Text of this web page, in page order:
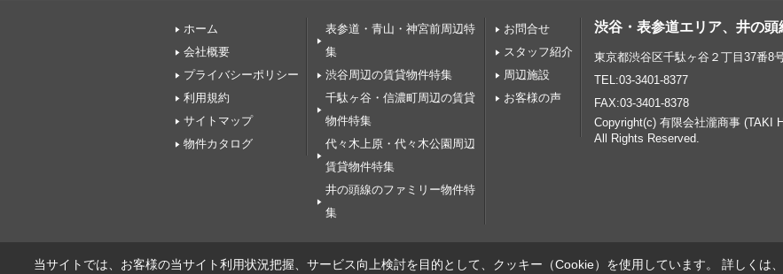
ホーム
会社概要
プライバシーポリシー
利用規約
サイトマップ
物件カタログ
表参道・青山・神宮前周辺特
集
渋谷周辺の賃貸物件特集
千駄ヶ谷・信濃町周辺の賃貸
物件特集
代々木上原・代々木公園周辺
賃貸物件特集
井の頭線のファミリー物件特
集
お問合せ
スタッフ紹介
周辺施設
お客様の声
渋谷・表参道エリア、井の
東京都渋谷区千駄ヶ谷２丁目37番8
TEL:03-3401-8377
FAX:03-3401-8378
Copyright(c) 有限会社瀧商事 (TAKI
All Rights Reserved.
当サイトでは、お客様の当サイト利用状況把握、サービス向上検討を目的として、クッキー（Cookie）を使用しています。 詳しくは